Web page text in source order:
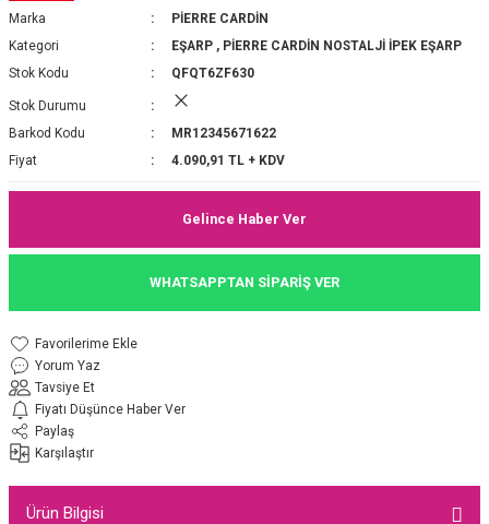
2025-2026 SONBAHAR KIŞ
JAKAR EŞARP
PAMUK EŞARP
EŞARP
ŞAL
MEDİNE İPEĞİ ŞAL
İPEĞİ ŞAL
ŞAL
Marka
PİERRE CARDİN
Kategori
EŞARP , PİERRE CARDİN NOSTALJİ İPEK EŞARP
Stok Kodu
QFQT6ZF630
Stok Durumu
Barkod Kodu
MR12345671622
Fiyat
4.090,91 TL + KDV
Gelince Haber Ver
WHATSAPPTAN SİPARİŞ VER
Yorum Yaz
Tavsiye Et
Fiyatı Düşünce Haber Ver
Paylaş
Karşılaştır
Ürün Bilgisi